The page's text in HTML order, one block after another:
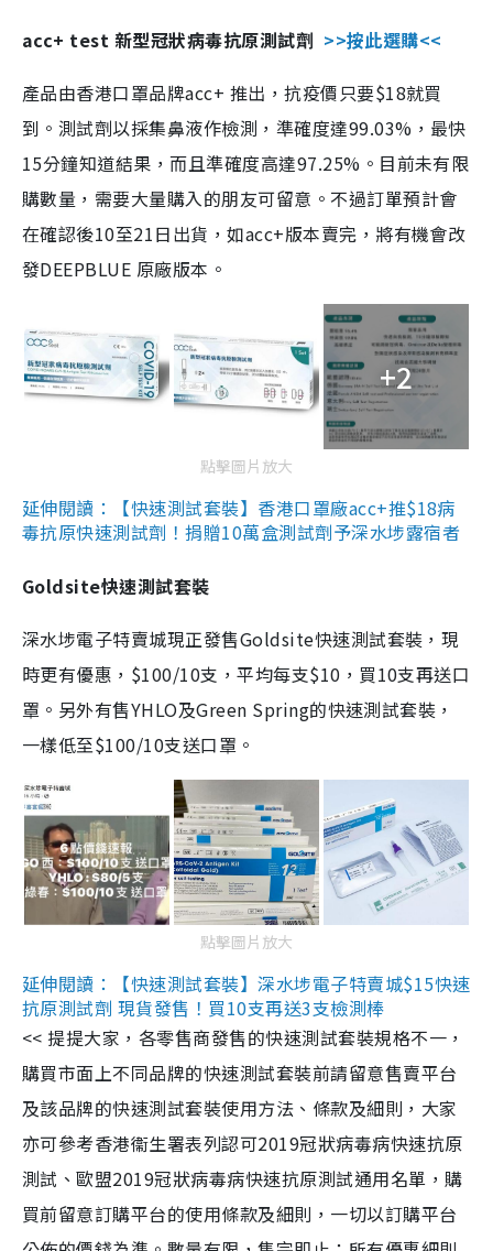
acc+ test 新型冠狀病毒抗原測試劑 >>按此選購<<
產品由香港口罩品牌acc+ 推出，抗疫價只要$18就買
到。測試劑以採集鼻液作檢測，準確度達99.03%，最快
15分鐘知道結果，而且準確度高達97.25%。目前未有限
購數量，需要大量購入的朋友可留意。不過訂單預計會
在確認後10至21日出貨，如acc+版本賣完，將有機會改
發DEEPBLUE 原廠版本。
+2
點擊圖片放大
延伸閱讀：【快速測試套裝】香港口罩廠acc+推$18病
毒抗原快速測試劑！捐贈10萬盒測試劑予深水埗露宿者
Goldsite快速測試套裝
深水埗電子特賣城現正發售Goldsite快速測試套裝，現
時更有優惠，$100/10支，平均每支$10，買10支再送口
罩。另外有售YHLO及Green Spring的快速測試套裝，
一樣低至$100/10支送口罩。
點擊圖片放大
延伸閱讀：【快速測試套裝】深水埗電子特賣城$15快速
抗原測試劑 現貨發售！買10支再送3支檢測棒
<< 提提大家，各零售商發售的快速測試套裝規格不一，
購買市面上不同品牌的快速測試套裝前請留意售賣平台
及該品牌的快速測試套裝使用方法、條款及細則，大家
亦可參考香港衞生署表列認可2019冠狀病毒病快速抗原
測試、歐盟2019冠狀病毒病快速抗原測試通用名單，購
買前留意訂購平台的使用條款及細則，一切以訂購平台